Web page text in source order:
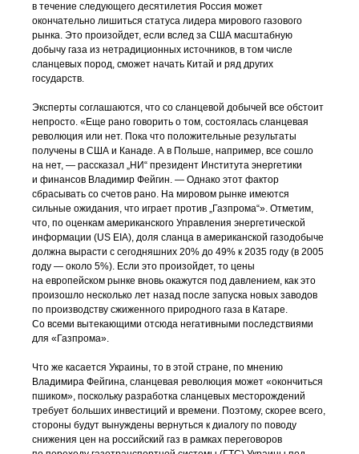
в течение следующего десятилетия Россия может
окончательно лишиться статуса лидера мирового газового
рынка. Это произойдет, если вслед за США масштабную
добычу газа из нетрадиционных источников, в том числе
сланцевых пород, сможет начать Китай и ряд других
государств.
Эксперты соглашаются, что со сланцевой добычей все обстоит
непросто. «Еще рано говорить о том, состоялась сланцевая
революция или нет. Пока что положительные результаты
получены в США и Канаде. А в Польше, например, все сошло
на нет, — рассказал „НИ“ президент Института энергетики
и финансов Владимир Фейгин. — Однако этот фактор
сбрасывать со счетов рано. На мировом рынке имеются
сильные ожидания, что играет против „Газпрома“». Отметим,
что, по оценкам американского Управления энергетической
информации (US EIA), доля сланца в американской газодобыче
должна вырасти с сегодняшних 20% до 49% к 2035 году (в 2005
году — около 5%). Если это произойдет, то цены
на европейском рынке вновь окажутся под давлением, как это
произошло несколько лет назад после запуска новых заводов
по производству сжиженного природного газа в Катаре.
Со всеми вытекающими отсюда негативными последствиями
для «Газпрома».
Что же касается Украины, то в этой стране, по мнению
Владимира Фейгина, сланцевая революция может «окончиться
пшиком», поскольку разработка сланцевых месторождений
требует больших инвестиций и времени. Поэтому, скорее всего,
стороны будут вынуждены вернуться к диалогу по поводу
снижения цен на российский газ в рамках переговоров